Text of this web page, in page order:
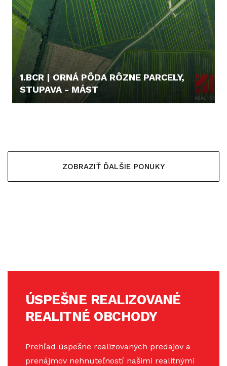
1.BCR | ORNÁ PÔDA RÔZNE PARCELY,
STUPAVA - MÁST
ZOBRAZIŤ ĎALŠIE PONUKY
ÚSPEŠNE REALIZOVANÉ
REALITNÉ OBCHODY
Prehľad úspešne realizovaných predajov a
prenájmov nehnuteľností našimi realitnými